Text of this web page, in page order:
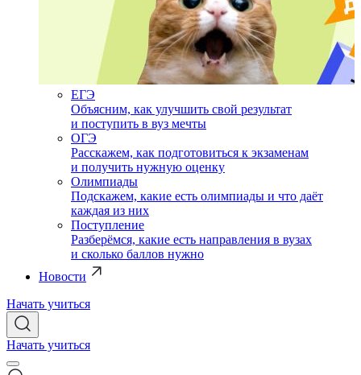
ЕГЭ
Объясним, как улучшить свой результат
и поступить в вуз мечты
ОГЭ
Расскажем, как подготовиться к экзаменам
и получить нужную оценку
Олимпиады
Подскажем, какие есть олимпиады и что даёт
каждая из них
Поступление
Разберёмся, какие есть направления в вузах
и сколько баллов нужно
Новости
Начать учиться
Начать учиться